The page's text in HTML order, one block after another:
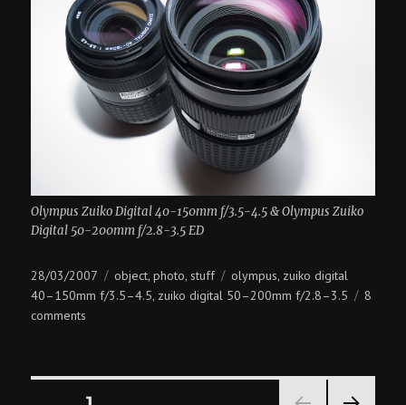
Olympus Zuiko Digital 40-150mm f/3.5-4.5 & Olympus Zuiko
Digital 50-200mm f/2.8-3.5 ED
Posted
on
28/03/2007 Categories
object,photo,stuff Tags
olympus, zuiko digital
40–150mm f/3.5–4.5, zuiko digital 50–200mm f/2.8–3.5
8
comments
светлый